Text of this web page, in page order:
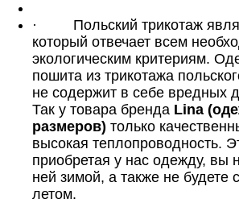
·
Польский трикотаж
который отвечает всем
экологическим критериям.
пошита из трикотажа
не содержит в себе вредных
Так у товара бренда Lina
размеров) только
высокая теплопроводность.
приобретая у нас одежду, вы
ней зимой, а также не будете
летом.